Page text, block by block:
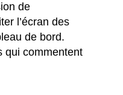
de
l’écran des
de bord.
qui commentent